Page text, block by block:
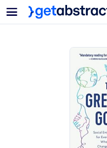
菜单
面向团队与管理者
为您的员工配备关键的人工智
帮助您的管理者为未来的工
让团队更轻松地共同学习、
面向人工智能系统